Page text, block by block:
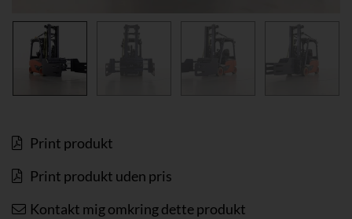
Print produkt
Print produkt uden pris
Kontakt mig omkring dette produkt